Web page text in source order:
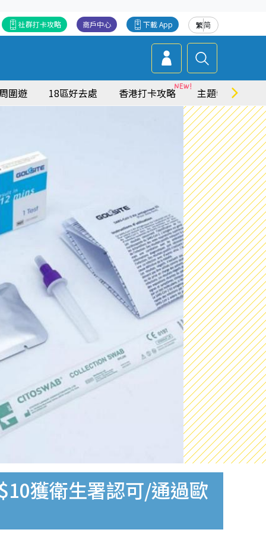
繁简
下載 App
商戶中心
社群打卡攻略
圍遊 18區好去處 香港打卡攻略 主題特集
獲衛生署認可/通過歐